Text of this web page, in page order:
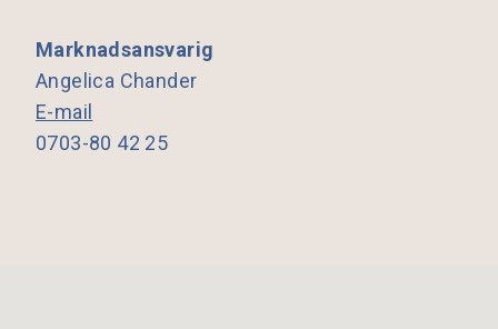
Marknadsansvarig
Angelica Chander
E-mail
0703-80 42 25